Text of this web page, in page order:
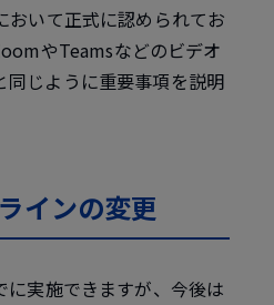
いて正式に認められてお
やTeamsなどのビデオ
じように重要事項を説明
インの変更
実施できますが、今後は